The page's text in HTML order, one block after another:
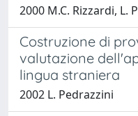
2000 M.C. Rizzardi, L.
Costruzione di
valutazione
lingua straniera
2002 L. Pedrazzini